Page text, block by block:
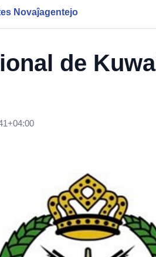
Novaĵagentejo
de